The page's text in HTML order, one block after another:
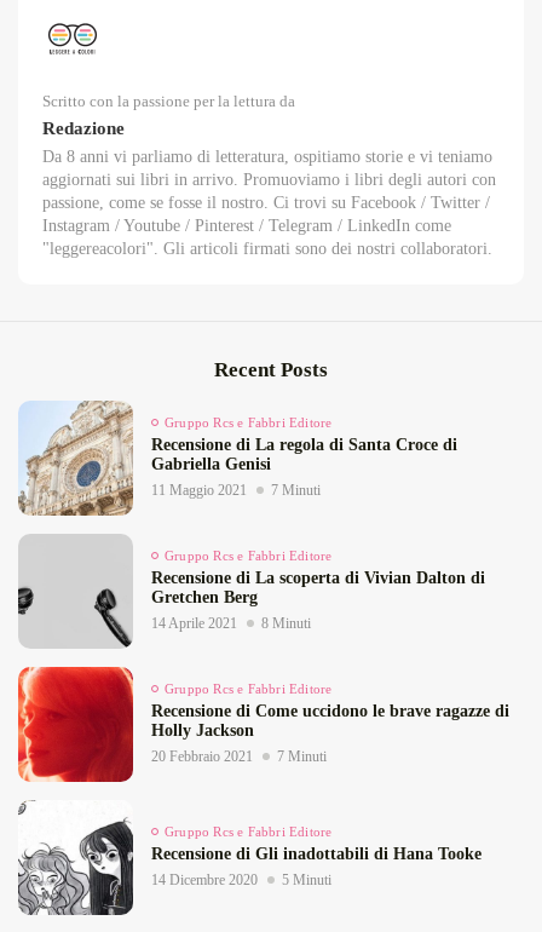
Scritto con la passione per la lettura da
Redazione
Da 8 anni vi parliamo di letteratura, ospitiamo storie e vi teniamo
aggiornati sui libri in arrivo. Promuoviamo i libri degli autori con
passione, come se fosse il nostro. Ci trovi su Facebook / Twitter /
Instagram / Youtube / Pinterest / Telegram / LinkedIn come
"leggereacolori". Gli articoli firmati sono dei nostri collaboratori.
Recent Posts
Gruppo Rcs e Fabbri Editore
Recensione di La regola di Santa Croce di
Gabriella Genisi
11 Maggio 2021 7 Minuti
Gruppo Rcs e Fabbri Editore
Recensione di La scoperta di Vivian Dalton di
Gretchen Berg
14 Aprile 2021 8 Minuti
Gruppo Rcs e Fabbri Editore
Recensione di Come uccidono le brave ragazze di
Holly Jackson
20 Febbraio 2021 7 Minuti
Gruppo Rcs e Fabbri Editore
Recensione di Gli inadottabili di Hana Tooke
14 Dicembre 2020 5 Minuti